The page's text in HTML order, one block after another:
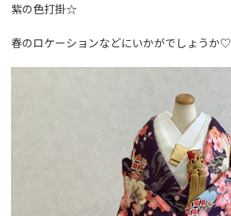
紫の色打掛☆
春のロケーションなどにいかがでしょうか♡